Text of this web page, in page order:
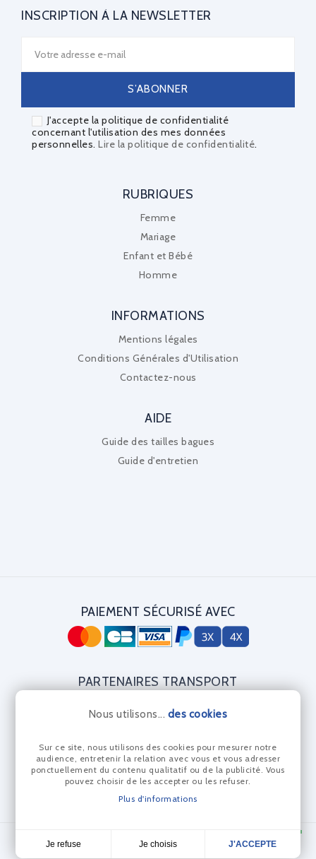
4,7
INSCRIPTION À LA NEWSLETTER
J'accepte la politique de confidentialité
concernant l'utilisation des mes données
personnelles. Lire la politique de confidentialité.
RUBRIQUES
Femme
Mariage
Enfant et Bébé
Homme
INFORMATIONS
Mentions légales
Conditions Générales d'Utilisation
Contactez-nous
AIDE
Guide des tailles bagues
Guide d'entretien
Nous utilisons... des cookies
Sur ce site, nous utilisons des cookies pour mesurer notre
audience, entretenir la relation avec vous et vous adresser
ponctuellement du contenu qualitatif ou de la publicité. Vous
pouvez choisir de les accepter ou les refuser.
Plus d'informations
Je refuse Je choisis J'ACCEPTE
PAIEMENT SÉCURISÉ AVEC
PARTENAIRES TRANSPORT
CERTIFICAT DIAMANT
© Les Anneaux Bleus 2024 - Réalisation Dream me up